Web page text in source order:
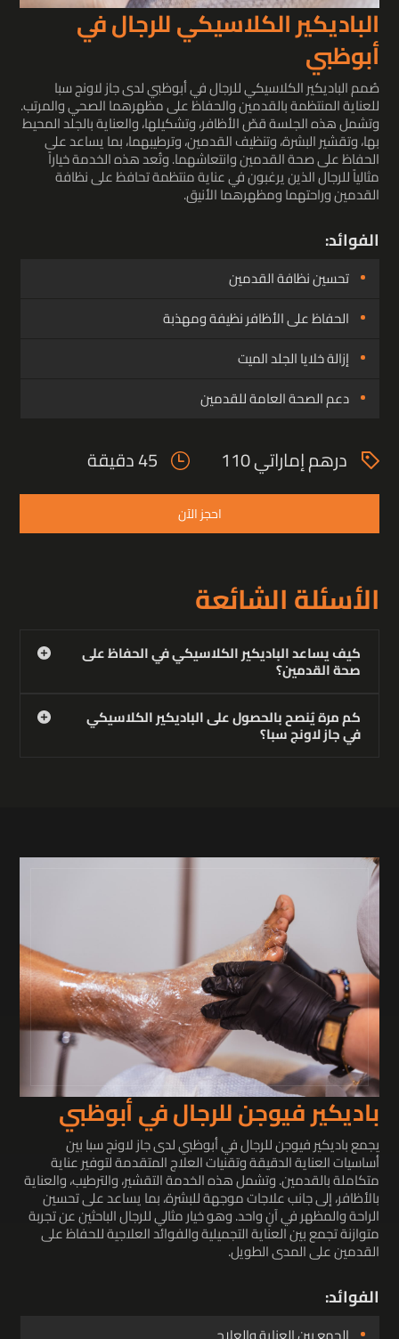
الباديكير الكلاسيكي للرجال في
أبوظبي
صُمم الباديكير الكلاسيكي للرجال في أبوظبي لدى جاز لاونج سبا
للعناية المنتظمة بالقدمين والحفاظ على مظهرهما الصحي والمرتب.
وتشمل هذه الجلسة قصّ الأظافر، وتشكيلها، والعناية بالجلد المحيط
بها، وتقشير البشرة، وتنظيف القدمين، وترطيبهما، بما يساعد على
الحفاظ على صحة القدمين وانتعاشهما. وتُعد هذه الخدمة خياراً
مثالياً للرجال الذين يرغبون في عناية منتظمة تحافظ على نظافة
القدمين وراحتهما ومظهرهما الأنيق.
الفوائد:
تحسين نظافة القدمين
الحفاظ على الأظافر نظيفة ومهذبة
إزالة خلايا الجلد الميت
دعم الصحة العامة للقدمين
درهم إماراتي 110 45 دقيقة
احجز الآن
الأسئلة الشائعة
كيف يساعد الباديكير الكلاسيكي في الحفاظ على
صحة القدمين؟
كم مرة يُنصح بالحصول على الباديكير الكلاسيكي
في جاز لاونج سبا؟
باديكير فيوجن للرجال في أبوظبي
يجمع باديكير فيوجن للرجال في أبوظبي لدى جاز لاونج سبا بين
أساسيات العناية الدقيقة وتقنيات العلاج المتقدمة لتوفير عناية
متكاملة بالقدمين. وتشمل هذه الخدمة التقشير، والترطيب، والعناية
بالأظافر، إلى جانب علاجات موجهة للبشرة، بما يساعد على تحسين
الراحة والمظهر في آنٍ واحد. وهو خيار مثالي للرجال الباحثين عن تجربة
متوازنة تجمع بين العناية التجميلية والفوائد العلاجية للحفاظ على
القدمين على المدى الطويل.
الفوائد: